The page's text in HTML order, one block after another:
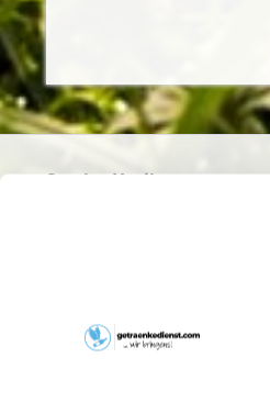
Service Hotline
Haben Sie Fragen zu Ihrer